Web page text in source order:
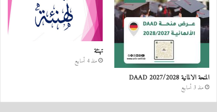
المنحة الالمانية DAAD 2027/2028
منذ 3 أسابيع
تهنئة
منذ 4 أسابيع